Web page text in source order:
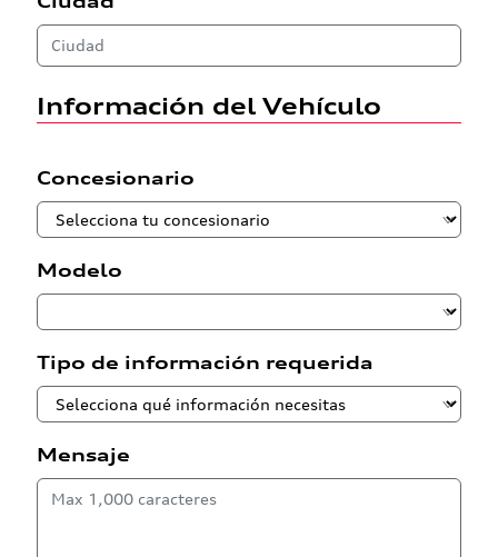
Información del Vehículo
Concesionario
Modelo
Tipo de información requerida
Mensaje